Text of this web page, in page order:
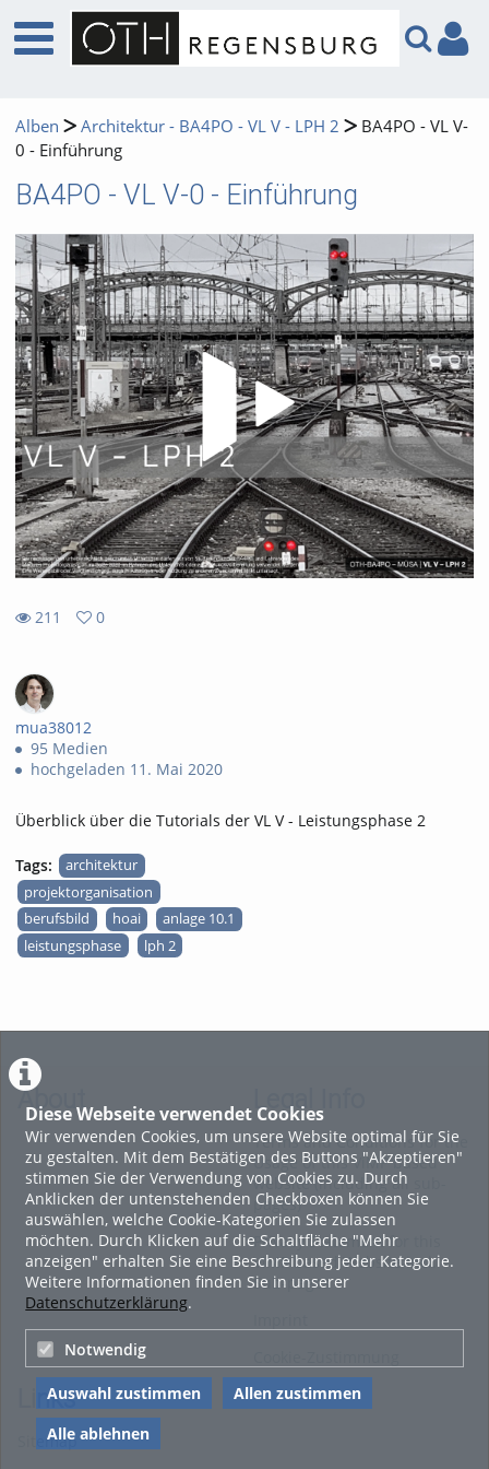
Diese Webseite verwendet Cookies
Wir verwenden Cookies, um unsere Website optimal für Sie
zu gestalten. Mit dem Bestätigen des Buttons "Akzeptieren"
stimmen Sie der Verwendung von Cookies zu. Durch
Anklicken der untenstehenden Checkboxen können Sie
auswählen, welche Cookie-Kategorien Sie zulassen
möchten. Durch Klicken auf die Schaltfläche "Mehr
anzeigen" erhalten Sie eine Beschreibung jeder Kategorie.
Weitere Informationen finden Sie in unserer
Datenschutzerklärung.
Notwendig
Auswahl zustimmen
Allen zustimmen
Alle ablehnen
Alben Architektur - BA4PO - VL V - LPH 2
BA4PO - VL V-
0 - Einführung
BA4PO - VL V-0 - Einführung
211
0
mua38012
95 Medien
hochgeladen 11. Mai 2020
Überblick über die Tutorials der VL V - Leistungsphase 2
Tags:
architektur
projektorganisation
berufsbild
hoai
anlage 10.1
leistungsphase
lph 2
About Legal Info
Terms and Conditions for the
Usage of this ViMP based
website (including all sub-
pages)
Privacy Statement for this
ViMP based Website incl.
Sub-pages
Links
Sitemap